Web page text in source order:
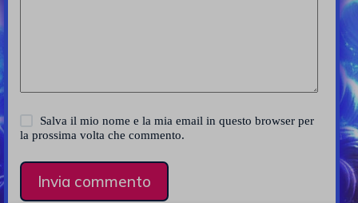
Salva il mio nome e la mia email in questo browser per
la prossima volta che commento.
Invia commento